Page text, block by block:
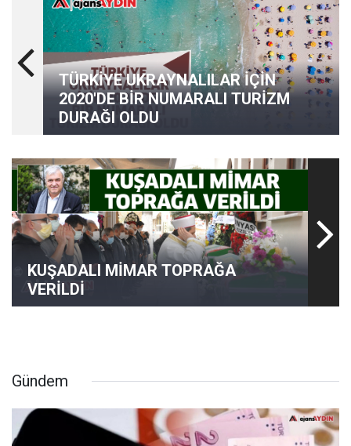
TÜRKİYE UKRAYNALILAR İÇİN
2020'DE BİR NUMARALI TURİZM
DURAĞI OLDU
KUŞADALI MİMAR TOPRAĞA
VERİLDİ
Gündem